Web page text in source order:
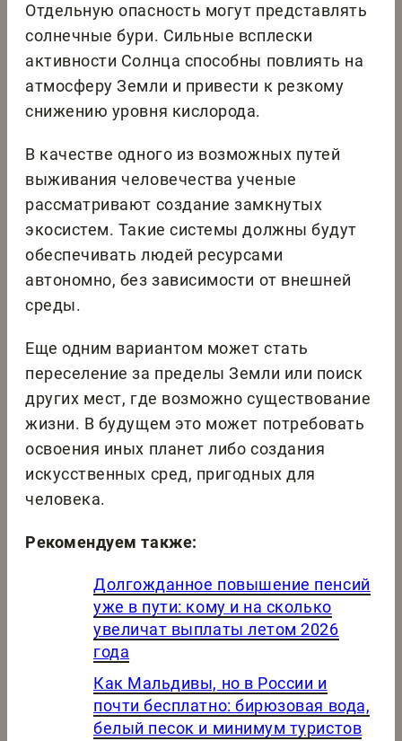
Отдельную опасность могут представлять
солнечные бури. Сильные всплески
активности Солнца способны повлиять на
атмосферу Земли и привести к резкому
снижению уровня кислорода.
В качестве одного из возможных путей
выживания человечества ученые
рассматривают создание замкнутых
экосистем. Такие системы должны будут
обеспечивать людей ресурсами
автономно, без зависимости от внешней
среды.
Еще одним вариантом может стать
переселение за пределы Земли или поиск
других мест, где возможно существование
жизни. В будущем это может потребовать
освоения иных планет либо создания
искусственных сред, пригодных для
человека.
Рекомендуем также:
Долгожданное повышение пенсий
уже в пути: кому и на сколько
увеличат выплаты летом 2026
года
Как Мальдивы, но в России и
почти бесплатно: бирюзовая вода,
белый песок и минимум туристов